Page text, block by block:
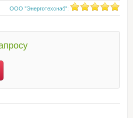
ООО "Энерготехснаб":